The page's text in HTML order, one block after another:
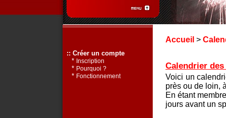
Accueil >
Calendrier
Voici un
près ou de loin,
En étant
jours avant un
:: Créer un compte
* Inscription
* Pourquoi ?
* Fonctionnement